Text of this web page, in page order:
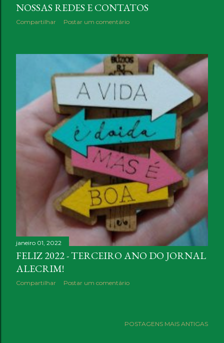
NOSSAS REDES E CONTATOS
Compartilhar Postar um comentário
janeiro 01, 2022
FELIZ 2022 - TERCEIRO ANO DO JORNAL
ALECRIM!
Compartilhar Postar um comentário
POSTAGENS MAIS ANTIGAS